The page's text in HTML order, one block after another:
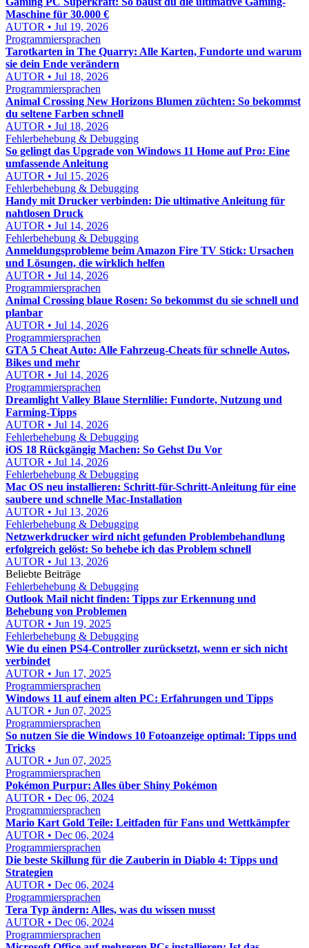
Maschine für 30.000 €
AUTOR • Jul 19, 2026
Programmiersprachen
Tarotkarten in The Quarry: Alle Karten, Fundorte und warum
sie dein Ende verändern
AUTOR • Jul 18, 2026
Programmiersprachen
Animal Crossing New Horizons Blumen züchten: So bekommst
du seltene Farben schnell
AUTOR • Jul 18, 2026
Fehlerbehebung & Debugging
So gelingt das Upgrade von Windows 11 Home auf Pro: Eine
umfassende Anleitung
AUTOR • Jul 15, 2026
Fehlerbehebung & Debugging
Handy mit Drucker verbinden: Die ultimative Anleitung für
nahtlosen Druck
AUTOR • Jul 14, 2026
Fehlerbehebung & Debugging
Anmeldungsprobleme beim Amazon Fire TV Stick: Ursachen
und Lösungen, die wirklich helfen
AUTOR • Jul 14, 2026
Programmiersprachen
Animal Crossing blaue Rosen: So bekommst du sie schnell und
planbar
AUTOR • Jul 14, 2026
Programmiersprachen
GTA 5 Cheat Auto: Alle Fahrzeug-Cheats für schnelle Autos,
Bikes und mehr
AUTOR • Jul 14, 2026
Programmiersprachen
Dreamlight Valley Blaue Sternlilie: Fundorte, Nutzung und
Farming-Tipps
AUTOR • Jul 14, 2026
Fehlerbehebung & Debugging
iOS 18 Rückgängig Machen: So Gehst Du Vor
AUTOR • Jul 14, 2026
Fehlerbehebung & Debugging
Mac OS neu installieren: Schritt-für-Schritt-Anleitung für eine
saubere und schnelle Mac-Installation
AUTOR • Jul 13, 2026
Fehlerbehebung & Debugging
Netzwerkdrucker wird nicht gefunden Problembehandlung
erfolgreich gelöst: So behebe ich das Problem schnell
AUTOR • Jul 13, 2026
Beliebte Beiträge
Fehlerbehebung & Debugging
Outlook Mail nicht finden: Tipps zur Erkennung und
Behebung von Problemen
AUTOR • Jun 19, 2025
Fehlerbehebung & Debugging
Wie du einen PS4-Controller zurücksetzt, wenn er sich nicht
verbindet
AUTOR • Jun 17, 2025
Programmiersprachen
Windows 11 auf einem alten PC: Erfahrungen und Tipps
AUTOR • Jun 07, 2025
Programmiersprachen
So nutzen Sie die Windows 10 Fotoanzeige optimal: Tipps und
Tricks
AUTOR • Jun 07, 2025
Programmiersprachen
Pokémon Purpur: Alles über Shiny Pokémon
AUTOR • Dec 06, 2024
Programmiersprachen
Mario Kart Gold Teile: Leitfaden für Fans und Wettkämpfer
AUTOR • Dec 06, 2024
Programmiersprachen
Die beste Skillung für die Zauberin in Diablo 4: Tipps und
Strategien
AUTOR • Dec 06, 2024
Programmiersprachen
Tera Typ ändern: Alles, was du wissen musst
AUTOR • Dec 06, 2024
Programmiersprachen